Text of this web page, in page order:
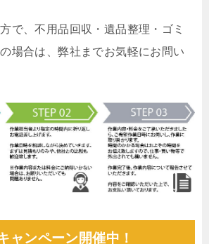
で、不用品回収・遺品整理・ゴミ
場合は、弊社までお気軽にお問い
ャンペーン開催中！